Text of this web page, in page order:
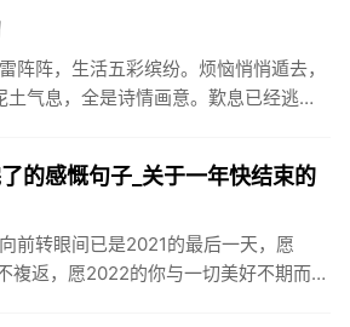
阵阵，生活五彩缤纷。烦恼悄悄遁去，
土气息，全是诗情画意。歎息已经逃
的感慨句子_关于一年快结束的
前转眼间已是2021的最后一天，愿
複返，愿2022的你与一切美好不期而